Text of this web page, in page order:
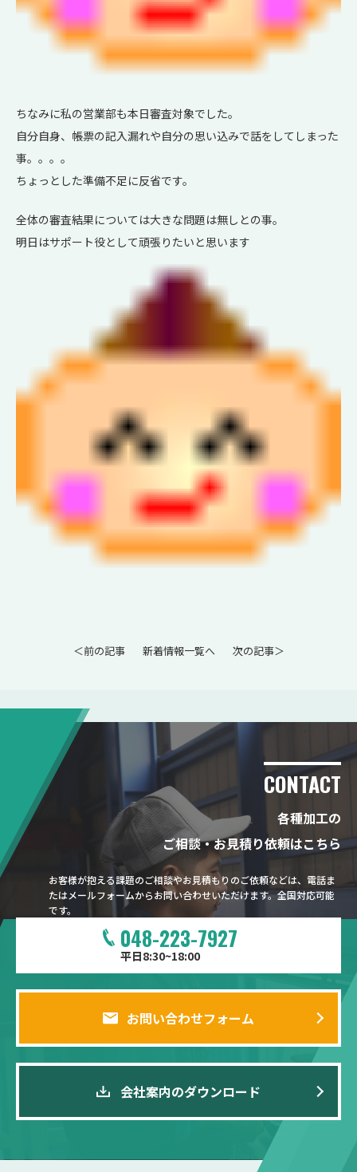
ちなみに私の営業部も本日審査対象でした。
自分自身、帳票の記入漏れや自分の思い込みで話をしてしまった
事。。。。
ちょっとした準備不足に反省です。
全体の審査結果については大きな問題は無しとの事。
明日はサポート役として頑張りたいと思います
＜前の記事 新着情報一覧へ 次の記事＞
CONTACT
各種加工の
ご相談・お見積り依頼はこちら
お客様が抱える課題のご相談やお見積もりのご依頼などは、電話ま
たはメールフォームからお問い合わせいただけます。全国対応可能
です。
048-223-7927
平日8:30~18:00
お問い合わせフォーム
会社案内のダウンロード